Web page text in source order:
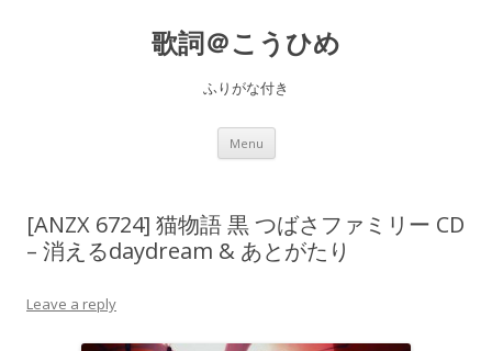
歌詞＠こうひめ
ふりがな付き
Menu Skip to content
[ANZX 6724] 猫物語 黒 つばさファミリー CD
– 消えるdaydream & あとがたり
Leave a reply